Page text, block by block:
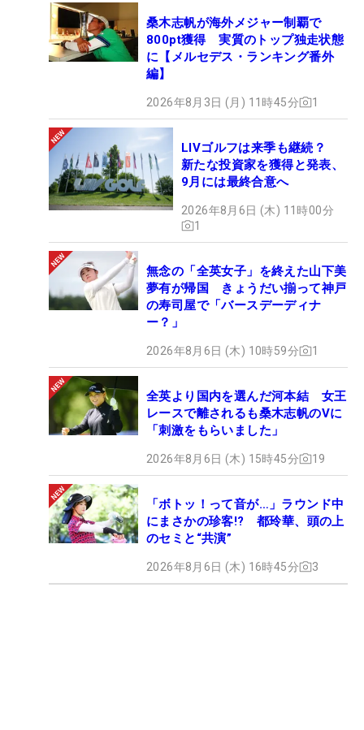
桑木志帆が海外メジャー制覇で
800pt獲得 実質のトップ独走状態
に【メルセデス・ランキング番外
編】
2026年8月3日 (月) 11時45分 1
LIVゴルフは来季も継続？
新たな投資家を獲得と発表、
9月には最終合意へ
2026年8月6日 (木) 11時00分
1
無念の「全英女子」を終えた山下美
夢有が帰国 きょうだい揃って神戸
の寿司屋で「バースデーディナ
ー？」
2026年8月6日 (木) 10時59分 1
全英より国内を選んだ河本結 女王
レースで離されるも桑木志帆のVに
「刺激をもらいました」
2026年8月6日 (木) 15時45分 19
「ボトッ！って音が…」ラウンド中
にまさかの珍客!? 都玲華、頭の上
のセミと“共演”
2026年8月6日 (木) 16時45分 3